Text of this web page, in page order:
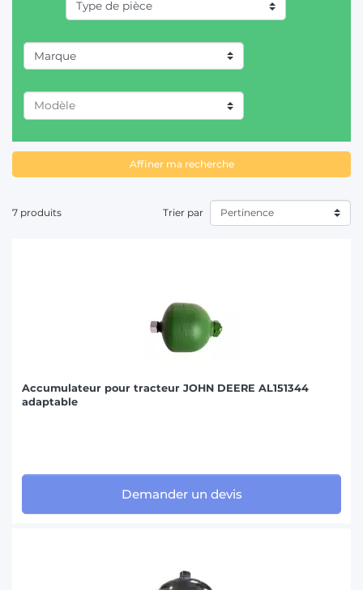
Marque
CASE IH (2)
FIAT/SOMECA (1)
Affiner ma recherche
7 produits Trier par
Accumulateur pour tracteur JOHN DEERE AL151344
adaptable
Demander un devis